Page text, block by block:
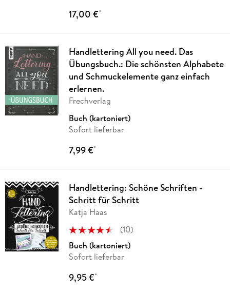
17,00 €*
Handlettering All you need. Das
Übungsbuch.: Die schönsten Alphabete
und Schmuckelemente ganz einfach
erlernen.
Frechverlag
Buch (kartoniert)
Sofort lieferbar
7,99 €*
Handlettering: Schöne Schriften -
Schritt für Schritt
Katja Haas
(10)
Buch (kartoniert)
Sofort lieferbar
9,95 €*